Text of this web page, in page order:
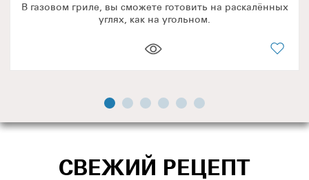
В газовом гриле, вы сможете готовить на раскалённых
углях, как на угольном.
СВЕЖИЙ РЕЦЕПТ